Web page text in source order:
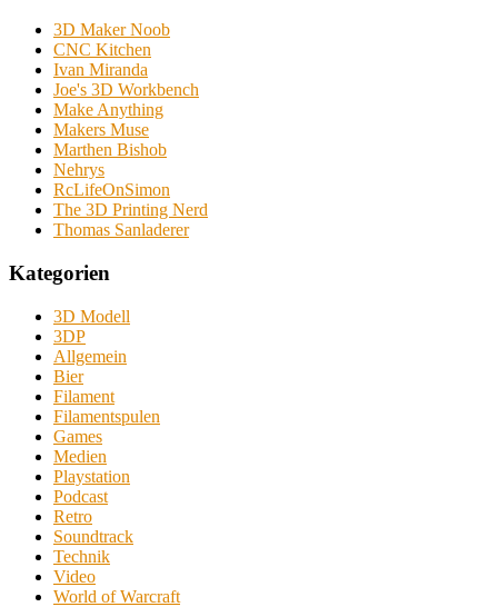
3D Maker Noob
CNC Kitchen
Ivan Miranda
Joe's 3D Workbench
Make Anything
Makers Muse
Marthen Bishob
Nehrys
RcLifeOnSimon
The 3D Printing Nerd
Thomas Sanladerer
Kategorien
3D Modell
3DP
Allgemein
Bier
Filament
Filamentspulen
Games
Medien
Playstation
Podcast
Retro
Soundtrack
Technik
Video
World of Warcraft